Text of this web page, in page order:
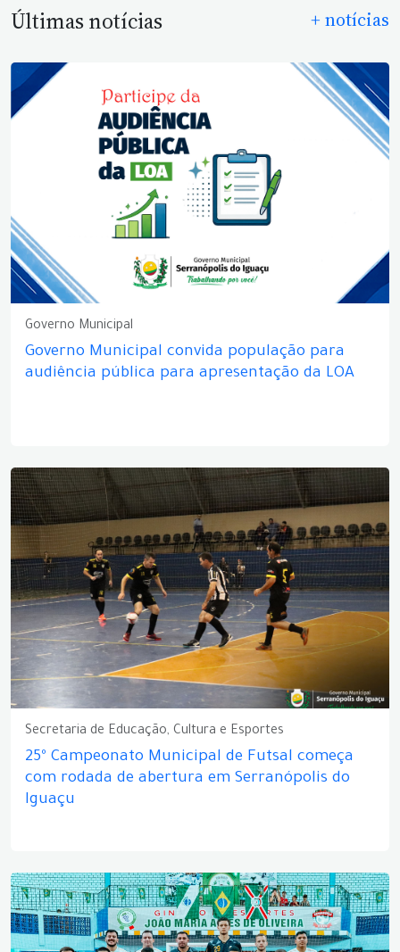
Últimas notícias + notícias
Governo Municipal
Governo Municipal convida população para
audiência pública para apresentação da LOA
Secretaria de Educação, Cultura e Esportes
25º Campeonato Municipal de Futsal começa
com rodada de abertura em Serranópolis do
Iguaçu